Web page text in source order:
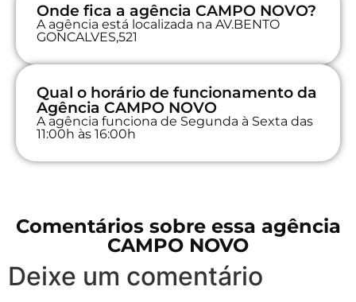
Onde fica a agência CAMPO NOVO?
A agência está localizada na AV.BENTO
GONCALVES,521
Qual o horário de funcionamento da
Agência CAMPO NOVO
A agência funciona de Segunda à Sexta das
11:00h às 16:00h
Comentários sobre essa agência
CAMPO NOVO
Deixe um comentário